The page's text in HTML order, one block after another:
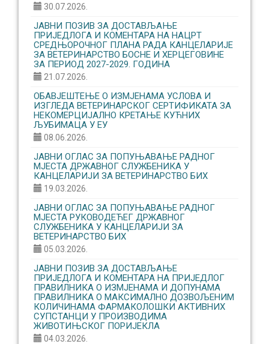
30.07.2026.
ЈАВНИ ПОЗИВ ЗА ДОСТАВЉАЊЕ
ПРИЈЕДЛОГА И КОМЕНТАРА НА НАЦРТ
СРЕДЊОРОЧНОГ ПЛАНА РАДА КАНЦЕЛАРИЈЕ
ЗА ВЕТЕРИНАРСТВО БОСНЕ И ХЕРЦЕГОВИНЕ
ЗА ПЕРИОД 2027-2029. ГОДИНА
21.07.2026.
ОБАВЈЕШТЕЊЕ О ИЗМЈЕНАМА УСЛОВА И
ИЗГЛЕДА ВЕТЕРИНАРСКОГ СЕРТИФИКАТА ЗА
НЕКОМЕРЦИЈАЛНО КРЕТАЊЕ КУЋНИХ
ЉУБИМАЦА У ЕУ
08.06.2026.
ЈАВНИ ОГЛАС ЗА ПОПУЊАВАЊЕ РАДНОГ
МЈЕСТА ДРЖАВНОГ СЛУЖБЕНИКА У
КАНЦЕЛАРИЈИ ЗА ВЕТЕРИНАРСТВО БИХ
19.03.2026.
ЈАВНИ ОГЛАС ЗА ПОПУЊАВАЊЕ РАДНОГ
МЈЕСТА РУКОВОДЕЋЕГ ДРЖАВНОГ
СЛУЖБЕНИКА У КАНЦЕЛАРИЈИ ЗА
ВЕТЕРИНАРСТВО БИХ
05.03.2026.
ЈАВНИ ПОЗИВ ЗА ДОСТАВЉАЊЕ
ПРИЈЕДЛОГА И КОМЕНТАРА НА ПРИЈЕДЛОГ
ПРАВИЛНИКА О ИЗМЈЕНАМА И ДОПУНАМА
ПРАВИЛНИКА О МАКСИМАЛНО ДОЗВОЉЕНИМ
КОЛИЧИНАМА ФАРМАКОЛОШКИ АКТИВНИХ
СУПСТАНЦИ У ПРОИЗВОДИМА
ЖИВОТИЊСКОГ ПОРИЈЕКЛА
04.03.2026.